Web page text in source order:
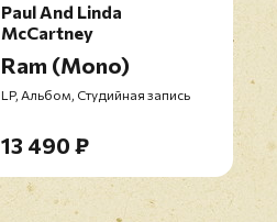
Paul And Linda
McCartney
Ram (Mono)
LP, Альбом, Студийная запись
13 490 ₽